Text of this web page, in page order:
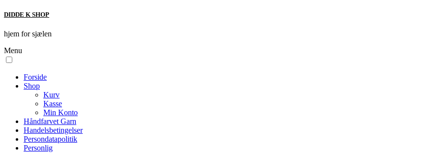
DIDDE K SHOP
hjem for sjælen
Menu
Forside
Shop
Kurv
Kasse
Min Konto
Håndfarvet Garn
Handelsbetingelser
Persondatapolitik
Personlig